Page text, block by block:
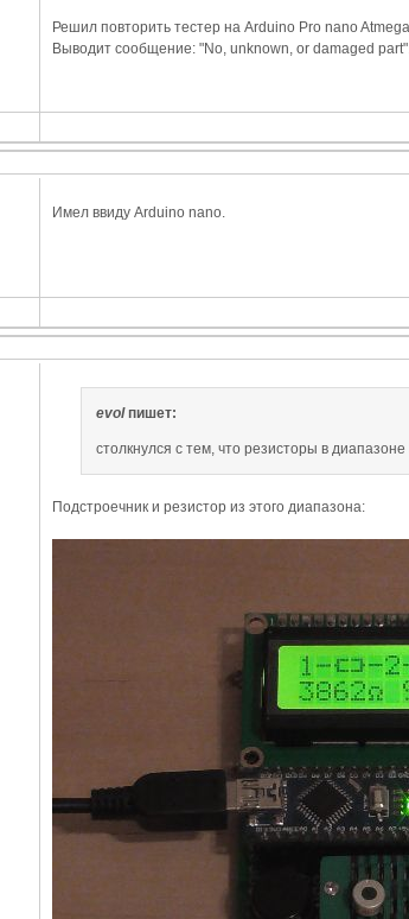
Решил повторить тестер на Arduino Pro nano
Выводит сообщение: "No, unknown, or damaged
Имел ввиду Arduino nano.
evolпишет:
столкнулся с тем, что резисторы в
Подстроечник и резистор из этого диапазона: